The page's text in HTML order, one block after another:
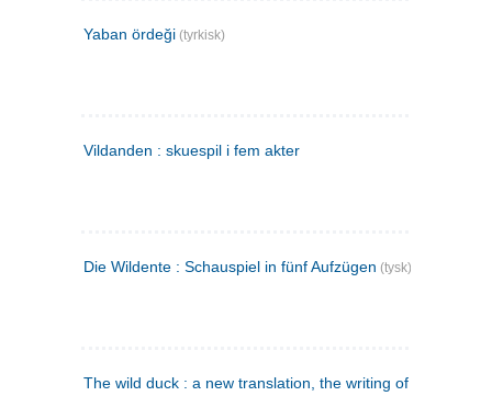
Yaban ördeği (tyrkisk)
Vildanden : skuespil i fem akter
Die Wildente : Schauspiel in fünf Aufzügen (tysk)
The wild duck : a new translation, the writing of the play,